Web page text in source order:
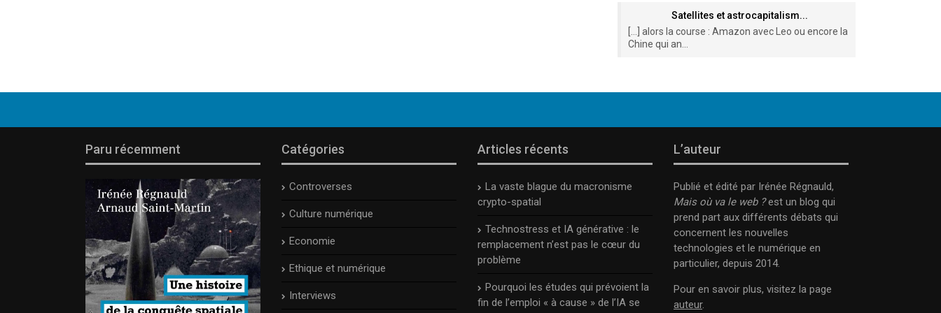
Satellites et astrocapitalism...
[…] alors la course : Amazon avec Leo ou encore la
Chine qui an...
Paru récemment Catégories
Controverses
Culture numérique
Economie
Ethique et numérique
Interviews
Articles récents
La vaste blague du macronisme
crypto-spatial
Technostress et IA générative : le
remplacement n’est pas le cœur du
problème
Pourquoi les études qui prévoient la
fin de l’emploi « à cause » de l’IA se
L’auteur
Publié et édité par Irénée Régnauld,
Mais où va le web ?est un blog qui
prend part aux différents débats qui
concernent les nouvelles
technologies et le numérique en
particulier, depuis 2014.
Pour en savoir plus, visitez la page
auteur.